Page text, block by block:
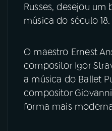
Russes, desejou um
música do século 18.
O maestro Ernest
compositor Igor
a música do Ballet
compositor
forma mais